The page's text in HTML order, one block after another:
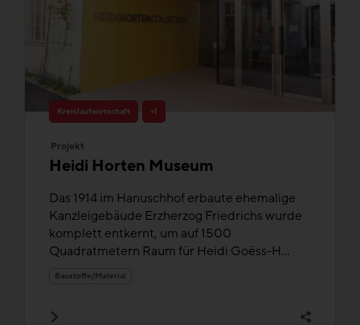
Kreislaufwirtschaft +1
Projekt
Heidi Horten Museum
Das 1914 im Hanuschhof erbaute ehemalige
Kanzleigebäude Erzherzog Friedrichs wurde
komplett entkernt, um auf 1500
Quadratmetern Raum für Heidi Goëss-H...
Baustoffe/Material